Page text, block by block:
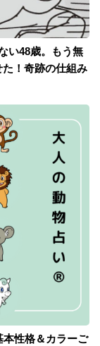
い48歳。もう無
！奇跡の仕組み
本性格＆カラーご